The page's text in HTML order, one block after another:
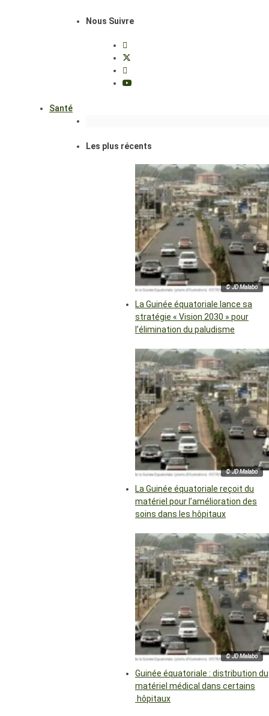
Nous Suivre
Santé
Les plus récents
© JD Malabo
La Guinée équatoriale lance sa
stratégie « Vision 2030 » pour
l’élimination du paludisme
© JD Malabo
La Guinée équatoriale reçoit du
matériel pour l’amélioration des
soins dans les hôpitaux
© JD Malabo
Guinée équatoriale : distribution du
matériel médical dans certains
hôpitaux